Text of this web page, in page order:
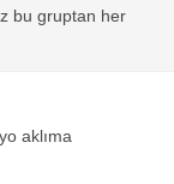
bu gruptan her
aklıma